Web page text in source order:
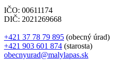
IČO: 00611174
DIČ: 2021269668
+421 37 78 79 895 (obecný úrad)
+421 903 601 874 (starosta)
obecnyurad@malylapas.sk